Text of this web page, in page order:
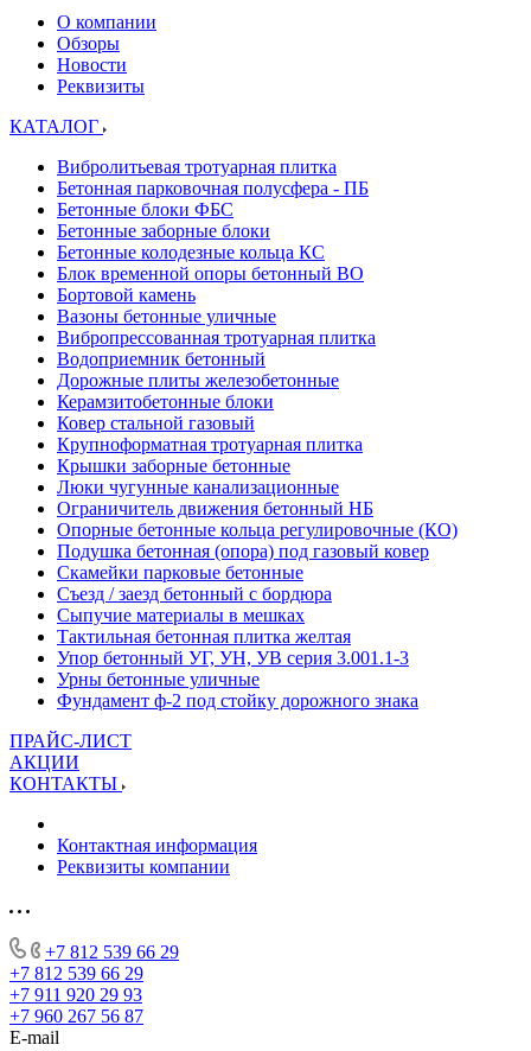
О компании
Обзоры
Новости
Реквизиты
КАТАЛОГ
Вибролитьевая тротуарная плитка
Бетонная парковочная полусфера - ПБ
Бетонные блоки ФБС
Бетонные заборные блоки
Бетонные колодезные кольца КС
Блок временной опоры бетонный ВО
Бортовой камень
Вазоны бетонные уличные
Вибропрессованная тротуарная плитка
Водоприемник бетонный
Дорожные плиты железобетонные
Керамзитобетонные блоки
Ковер стальной газовый
Крупноформатная тротуарная плитка
Крышки заборные бетонные
Люки чугунные канализационные
Ограничитель движения бетонный НБ
Опорные бетонные кольца регулировочные (КО)
Подушка бетонная (опора) под газовый ковер
Скамейки парковые бетонные
Съезд / заезд бетонный с бордюра
Сыпучие материалы в мешках
Тактильная бетонная плитка желтая
Упор бетонный УГ, УН, УВ серия 3.001.1-3
Урны бетонные уличные
Фундамент ф-2 под стойку дорожного знака
ПРАЙС-ЛИСТ
АКЦИИ
КОНТАКТЫ
Контактная информация
Реквизиты компании
+7 812 539 66 29
+7 812 539 66 29
+7 911 920 29 93
+7 960 267 56 87
E-mail